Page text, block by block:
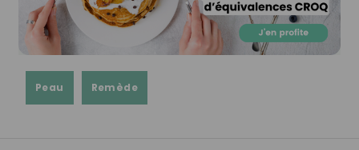
Peau Remède